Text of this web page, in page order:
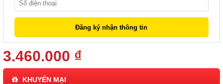
3.460.000 ₫
KHUYẾN MẠI